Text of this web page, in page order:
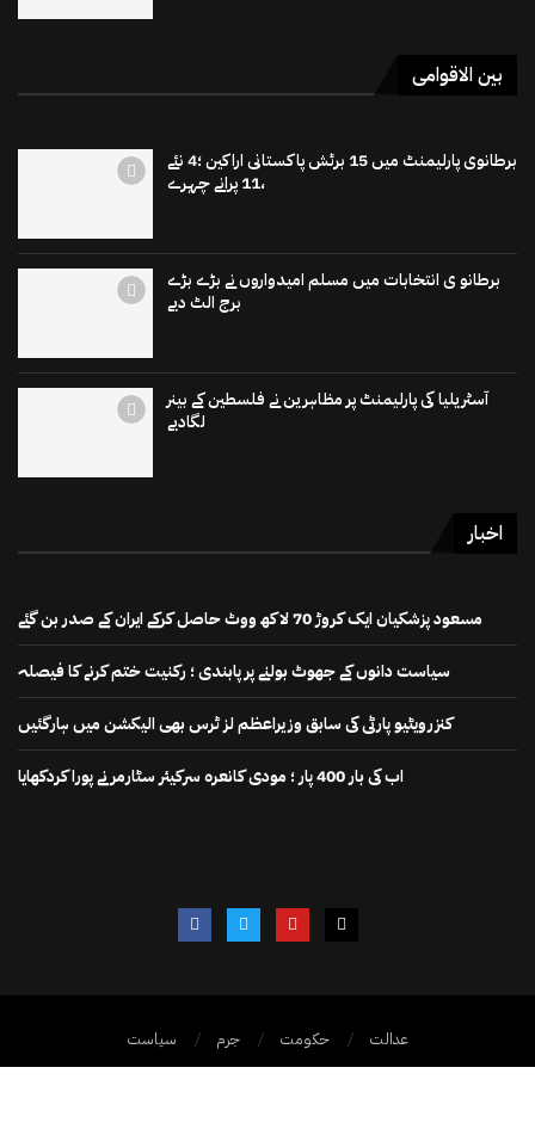
بین الاقوامی
برطانوی پارلیمنٹ میں 15 برٹش پاکستانی اراکین ؛4 نئے
،11 پرانے چہرے
برطانو ی انتخابات میں مسلم امیدواروں نے بڑے بڑے
برج الٹ دیے
آسٹریلیا کی پارلیمنٹ پر مظاہرین نے فلسطین کے بینر
لگادیے
اخبار
مسعود پزشکیان ایک کروڑ 70 لاکھ ووٹ حاصل کرکے ایران کے صدر بن گئے
سیاست دانوں کے جھوٹ بولنے پر پابندی ؛ رکنیت ختم کرنے کا فیصلہ
کنزرویٹیو پارٹی کی سابق وزیراعظم لز ٹرس بھی الیکشن میں ہارگئیں
اب کی بار 400 پار ؛ مودی کانعرہ سرکیئر سٹارمر نے پورا کردکھایا
سیاست جرم حکومت عدالت